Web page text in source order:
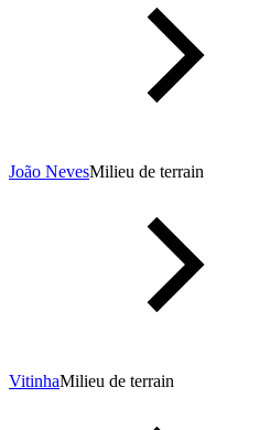
João NevesMilieu de terrain
VitinhaMilieu de terrain